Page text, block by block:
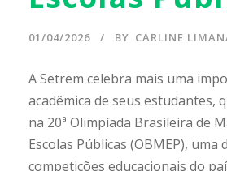
01/04/2026 BY CARLINE
A Setrem celebra mais uma
acadêmica de seus estudantes,
na 20ª Olimpíada Brasileira de
Escolas Públicas (OBMEP), uma
competições educacionais do